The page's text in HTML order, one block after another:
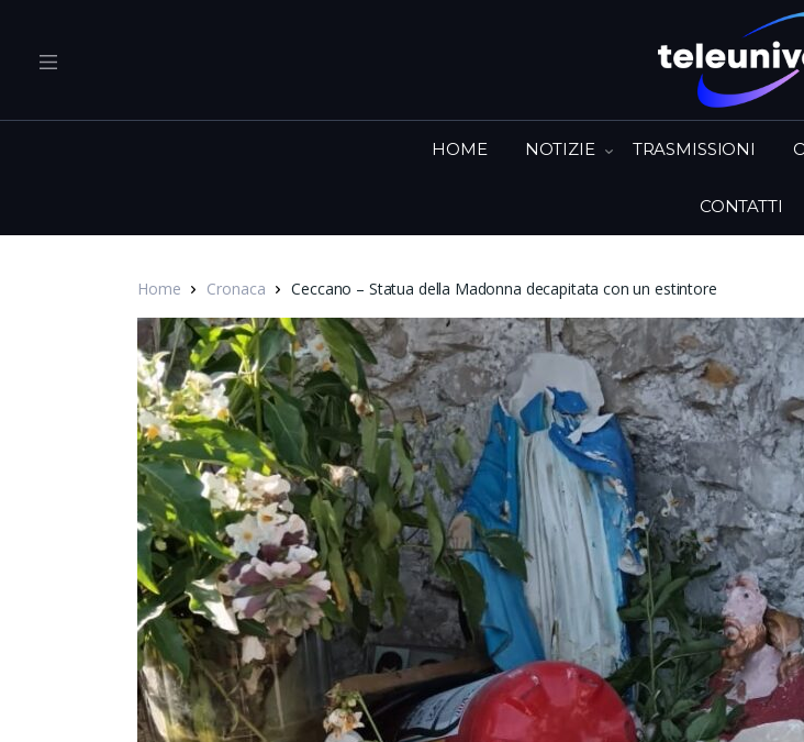
HOME NOTIZIE TRASMISSIONI
CONTATTI
Home Cronaca Ceccano – Statua della Madonna decapitata con un estintore